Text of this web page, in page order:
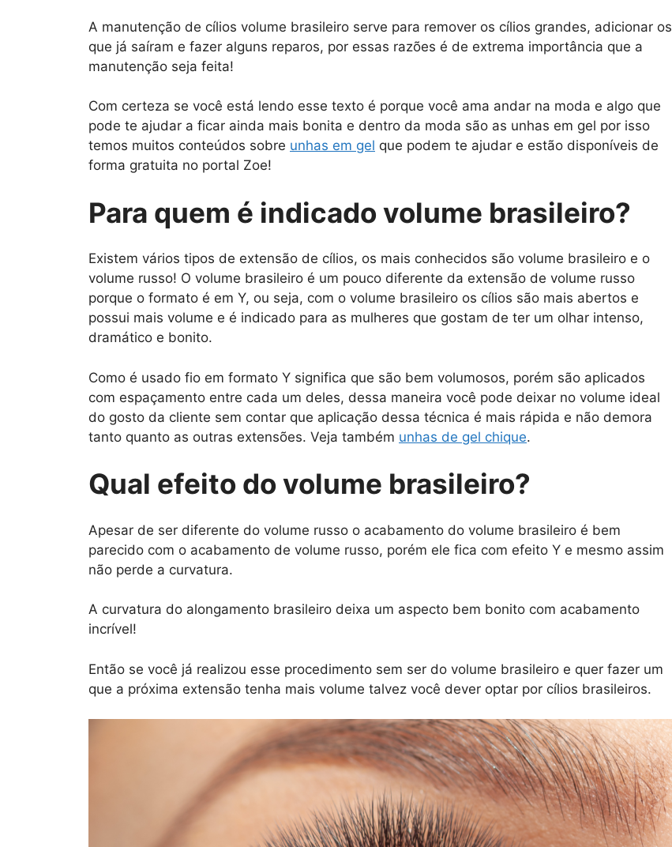
A manutenção de cílios volume brasileiro serve para remover os cílios grandes, adicionar os
que já saíram e fazer alguns reparos, por essas razões é de extrema importância que a
manutenção seja feita!
Com certeza se você está lendo esse texto é porque você ama andar na moda e algo que
pode te ajudar a ficar ainda mais bonita e dentro da moda são as unhas em gel por isso
temos muitos conteúdos sobre unhas em gel que podem te ajudar e estão disponíveis de
forma gratuita no portal Zoe!
Para quem é indicado volume brasileiro?
Existem vários tipos de extensão de cílios, os mais conhecidos são volume brasileiro e o
volume russo! O volume brasileiro é um pouco diferente da extensão de volume russo
porque o formato é em Y, ou seja, com o volume brasileiro os cílios são mais abertos e
possui mais volume e é indicado para as mulheres que gostam de ter um olhar intenso,
dramático e bonito.
Como é usado fio em formato Y significa que são bem volumosos, porém são aplicados
com espaçamento entre cada um deles, dessa maneira você pode deixar no volume ideal
do gosto da cliente sem contar que aplicação dessa técnica é mais rápida e não demora
tanto quanto as outras extensões. Veja também unhas de gel chique.
Qual efeito do volume brasileiro?
Apesar de ser diferente do volume russo o acabamento do volume brasileiro é bem
parecido com o acabamento de volume russo, porém ele fica com efeito Y e mesmo assim
não perde a curvatura.
A curvatura do alongamento brasileiro deixa um aspecto bem bonito com acabamento
incrível!
Então se você já realizou esse procedimento sem ser do volume brasileiro e quer fazer um
que a próxima extensão tenha mais volume talvez você dever optar por cílios brasileiros.